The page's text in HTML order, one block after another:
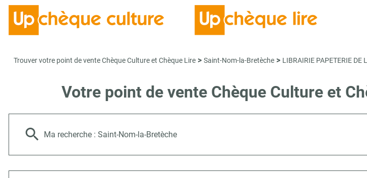
Trouver votre point de vente Chèque Culture et Chèque Lire > Saint-Nom-la-Bretèche > LIBRAIRIE PAPETERIE DE
Votre point de vente Chèque Culture et
Ma recherche : Saint-Nom-la-Bretèche